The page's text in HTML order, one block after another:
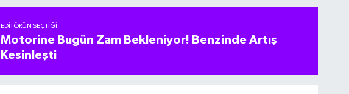
EDITÖRÜN SEÇTIĞI
Motorine Bugün Zam Bekleniyor! Benzinde Artış
Kesinleşti